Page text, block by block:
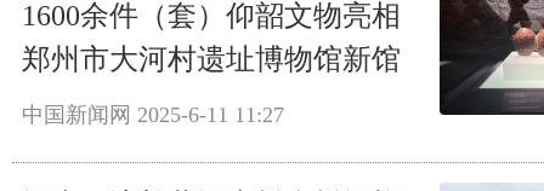
1600余件（套）仰韶文物亮相
郑州市大河村遗址博物馆新馆
中国新闻网 2025-6-11 11:27